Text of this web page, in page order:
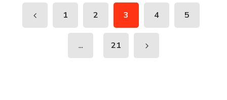
1 2 3 4 5
... 21